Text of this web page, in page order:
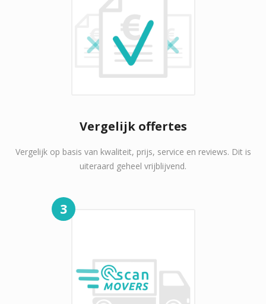
Vergelijk offertes
Vergelijk op basis van kwaliteit, prijs, service en reviews. Dit is
uiteraard geheel vrijblijvend.
3